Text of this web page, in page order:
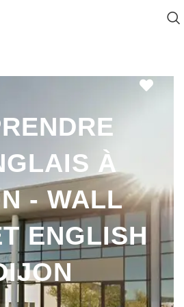
À
- WALL
ENGLISH